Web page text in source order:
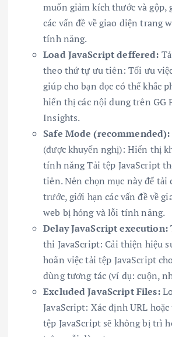
muốn giảm kích thước và gộp,
các vấn đề về giao diện trang
tính năng.
Load JavaScript deffered:
theo thứ tự ưu tiên: Tối ưu
giúp cho bạn đọc có thể khắc
hiển thị các nội dung trên GG
Insights.
Safe Mode (recommended):
(được khuyến nghị): Hiển thị
tính năng Tải tệp JavaScript
tiên. Nên chọn mục này để tải
trước, giới hạn các vấn đề về
web bị hỏng và lỗi tính năng.
Delay JavaScript execution:
thi JavaScript: Cải thiện hiệu
hoãn việc tải tệp JavaScript
dùng tương tác (ví dụ: cuộn,
Excluded JavaScript Files:
JavaScript: Xác định URL
tệp JavaScript sẽ không bị trì